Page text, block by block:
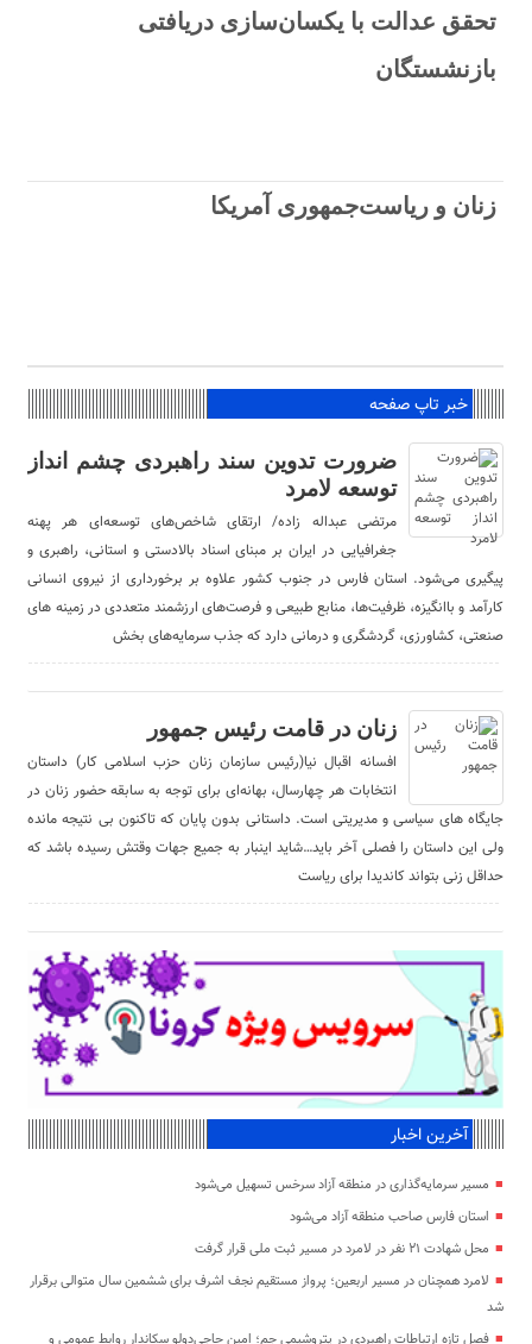
تحقق عدالت با یکسان‌سازی دریافتی
بازنشستگان
زنان و ریاست‌جمهوری آمریکا
خبر تاپ صفحه
ضرورت تدوین سند راهبردی چشم انداز
توسعه لامرد
مرتضی عبداله زاده/ ارتقای شاخص‌های توسعه‌ای هر پهنه
جغرافیایی در ایران بر مبنای اسناد بالادستی و استانی، راهبری و
پیگیری می‌شود. استان فارس در جنوب کشور علاوه بر برخورداری از نیروی انسانی
کارآمد و باانگیزه، ظرفیت‌ها، منابع طبیعی و فرصت‌های ارزشمند متعددی در زمینه های
صنعتی، کشاورزی، گردشگری و درمانی دارد که جذب سرمایه‌های بخش
زنان در قامت رئیس جمهور
افسانه اقبال نیا(رئیس سازمان زنان حزب اسلامی کار) داستان
انتخابات هر چهارسال، بهانه‌ای برای توجه به سابقه حضور زنان در
جایگاه های سیاسی و مدیریتی است. داستانی بدون پایان که تاکنون بی نتیجه مانده
ولی این داستان را فصلی آخر باید…شاید اینبار به جمیع جهات وقتش رسیده باشد که
حداقل زنی بتواند کاندیدا برای ریاست
آخرین اخبار
مسیر سرمایه‌گذاری در منطقه آزاد سرخس تسهیل می‌شود
استان فارس صاحب منطقه آزاد می‌شود
محل شهادت ۲۱ نفر در لامرد در مسیر ثبت ملی قرار گرفت
لامرد همچنان در مسیر اربعین؛ پرواز مستقیم نجف اشرف برای ششمین سال متوالی برقرار
شد